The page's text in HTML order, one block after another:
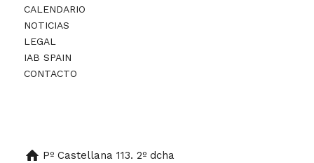
CALENDARIO
NOTICIAS
LEGAL
IAB SPAIN
CONTACTO
Pº Castellana 113. 2º dcha